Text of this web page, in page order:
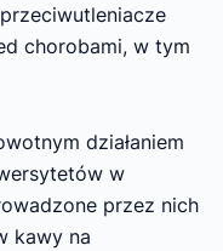
chorobami, w tym
działaniem
w
przez nich
kawy na